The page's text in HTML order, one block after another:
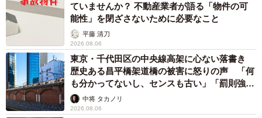
ていませんか？ 不動産業者が語る「物件の可
能性」を閉ざさないために必要なこと
平藤 清刀
2026.08.06
東京・千代田区の中央線高架に心ない落書き
歴史ある昌平橋架道橋の被害に怒りの声 「何
も分かってないし、センスも古い」「罰則強化
して」中将 タカノリ
2026.08.06